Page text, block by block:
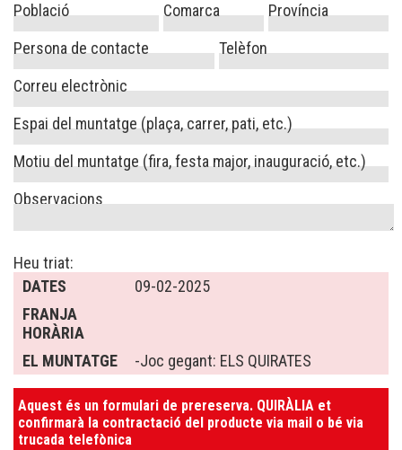
Població
Comarca
Província
Persona de contacte
Telèfon
Correu electrònic
Espai del muntatge (plaça, carrer, pati, etc.)
Motiu del muntatge (fira, festa major, inauguració, etc.)
Observacions
Heu triat:
DATES
09-02-2025
FRANJA
HORÀRIA
EL MUNTATGE
-Joc gegant: ELS QUIRATES
Aquest és un formulari de prereserva. QUIRÀLIA et
confirmarà la contractació del producte via mail o bé via
trucada telefònica